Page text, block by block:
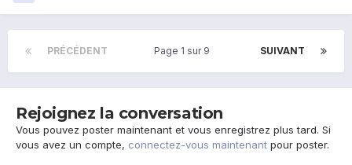
PRÉCÉDENT SUIVANT
Page 1 sur 9
Rejoignez la conversation
Vous pouvez poster maintenant et vous enregistrez plus tard. Si
vous avez un compte, connectez-vous maintenant pour poster.